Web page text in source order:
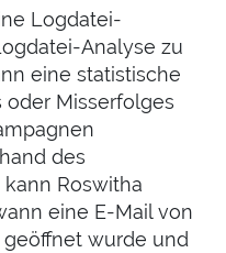
Logdatei-
Analyse zu
eine statistische
Misserfolges
des
Roswitha
eine E-Mail von
wurde und